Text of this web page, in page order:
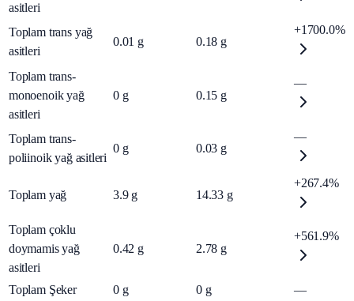
asitleri
Toplam trans yağ
asitleri
0.01 g 0.18 g
+1700.0%
Toplam trans-
monoenoik yağ
asitleri
0 g 0.15 g
—
Toplam trans-
poliinoik yağ asitleri
0 g 0.03 g
—
Toplam yağ 3.9 g 14.33 g
+267.4%
Toplam çoklu
doymamis yağ
asitleri
0.42 g 2.78 g
+561.9%
Toplam Şeker 0 g 0 g —